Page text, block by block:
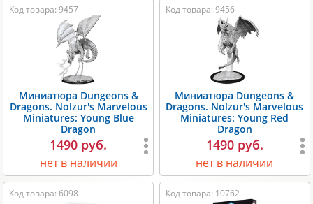
Код товара: 9457
Миниатюра Dungeons &
Dragons. Nolzur's Marvelous
Miniatures: Young Blue
Dragon
1490 руб.
нет в наличии
Код товара: 9456
Миниатюра Dungeons &
Dragons. Nolzur's Marvelous
Miniatures: Young Red
Dragon
1490 руб.
нет в наличии
Код товара: 6098 Код товара: 10762